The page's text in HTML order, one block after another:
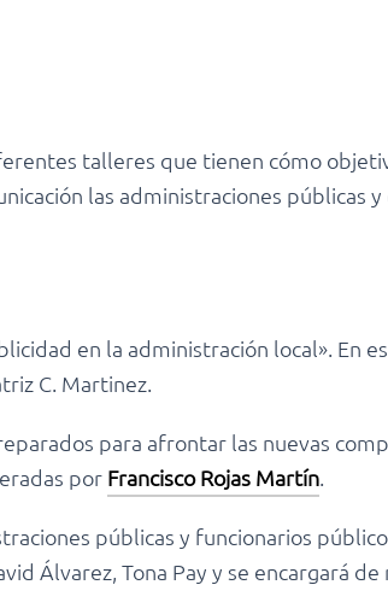
talleres que tienen cómo
las administraciones públicas
en la administración local». En
C. Martinez.
para afrontar las nuevas
por Francisco Rojas Martín.
públicas y funcionarios
Álvarez, Tona Pay y se encargará